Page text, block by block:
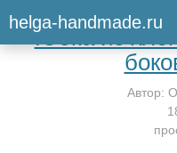
helga-handmade.ru
Вернуться
Юбка из
Автор: